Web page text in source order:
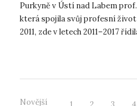
Purkyně v Ústí nad Labem
která spojila svůj profesní
2011, zde v letech 2011–2017
Novější